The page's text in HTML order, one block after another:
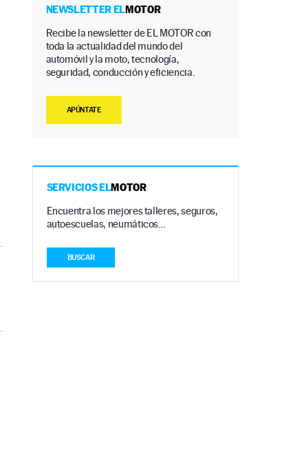
NEWSLETTER ELMOTOR
Recibe la newsletter de EL MOTOR con
toda la actualidad del mundo del
automóvil y la moto, tecnología,
seguridad, conducción y eficiencia.
APÚNTATE
SERVICIOS ELMOTOR
Encuentra los mejores talleres, seguros,
autoescuelas, neumáticos…
BUSCAR